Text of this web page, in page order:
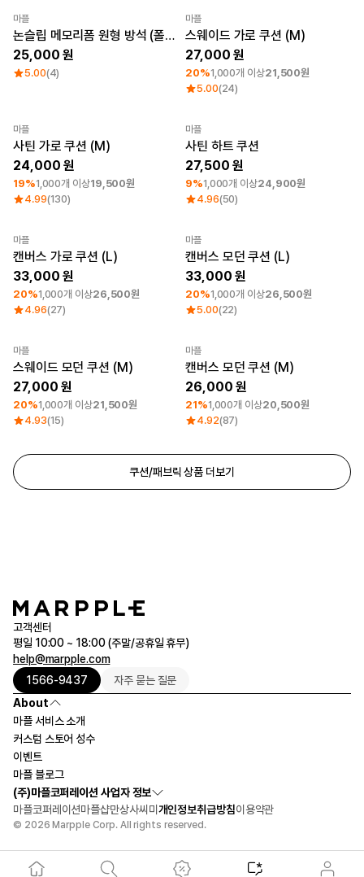
Sale New
마플
논슬립 메모리폼 원형 방석 (폴리)
25,000
5.00(4)
최소 주문수량 1개
마플
스웨이드 가로 쿠션 (M)
27,000
20%1,000개 이상21,500원
5.00(24)
최소 주문수량 1개
마플
사틴 가로 쿠션 (M)
24,000
19%1,000개 이상19,500원
4.99(130)
최소 주문수량 1개
마플
사틴 하트 쿠션
27,500
9%1,000개 이상24,900원
4.96(50)
최소 주문수량 1개
마플
캔버스 가로 쿠션 (L)
33,000
20%1,000개 이상26,500원
4.96(27)
최소 주문수량 1개
마플
캔버스 모던 쿠션 (L)
33,000
20%1,000개 이상26,500원
5.00(22)
최소 주문수량 1개
마플
스웨이드 모던 쿠션 (M)
27,000
20%1,000개 이상21,500원
4.93(15)
최소 주문수량 1개
마플
캔버스 모던 쿠션 (M)
26,000
21%1,000개 이상20,500원
4.92(87)
쿠션/패브릭 상품 더보기
고객센터
평일 10:00 ~ 18:00 (주말/공휴일 휴무)
help@marpple.com
1566-9437
자주 묻는 질문
About
마플 서비스 소개
커스텀 스토어 성수
이벤트
마플 블로그
(주)마플코퍼레이션 사업자 정보
마플코퍼레이션마플샵만상사씨미 개인정보취급방침이용약관
© 2026 Marpple Corp. All rights reserved.